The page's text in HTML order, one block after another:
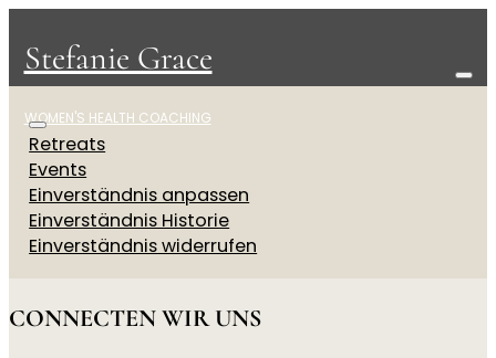
Stefanie Grace
WOMEN'S HEALTH COACHING
Retreats
Events
Einverständnis anpassen
Einverständnis Historie
Einverständnis widerrufen
CONNECTEN WIR UNS